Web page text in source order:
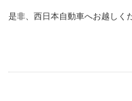
是非、西日本自動車へお越しく